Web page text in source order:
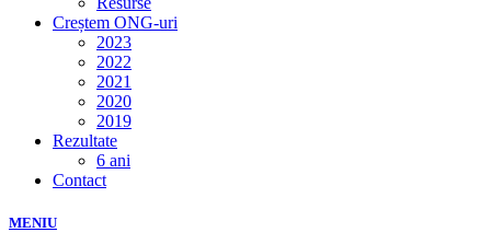
Creștem ONG-uri
2023
2022
2021
2020
2019
Rezultate
6 ani
Contact
MENIU